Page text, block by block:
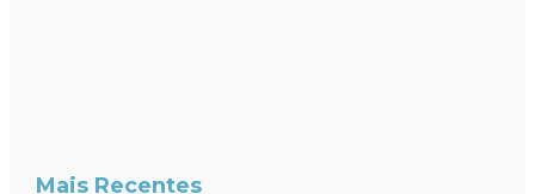
Mais Recentes